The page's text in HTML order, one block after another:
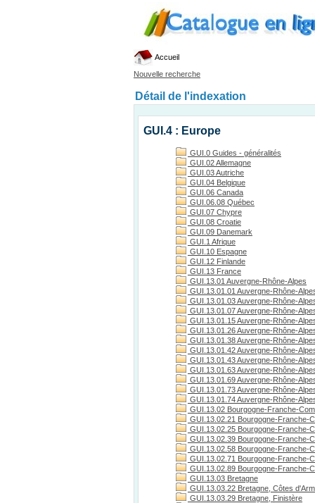
Accueil
Nouvelle recherche
Détail de l'indexation
GUI.4 : Europe
GUI.0 Guides - généralités
GUI.02 Allemagne
GUI.03 Autriche
GUI.04 Belgique
GUI.06 Canada
GUI.06.08 Québec
GUI.07 Chypre
GUI.08 Croatie
GUI.09 Danemark
GUI.1 Afrique
GUI.10 Espagne
GUI.12 Finlande
GUI.13 France
GUI.13.01 Auvergne-Rhône-Alpes
GUI.13.01.01 Auvergne-Rhône-
GUI.13.01.03 Auvergne-Rhône-
GUI.13.01.07 Auvergne-Rhône-
GUI.13.01.15 Auvergne-Rhône-
GUI.13.01.26 Auvergne-Rhône-
GUI.13.01.38 Auvergne-Rhône-
GUI.13.01.42 Auvergne-Rhône-
GUI.13.01.43 Auvergne-Rhône-
GUI.13.01.63 Auvergne-Rhône-
GUI.13.01.69 Auvergne-Rhône-
GUI.13.01.73 Auvergne-Rhône-
GUI.13.01.74 Auvergne-Rhône-
GUI.13.02 Bourgogne-Franche-
GUI.13.02.21 Bourgogne-Franche-
GUI.13.02.25 Bourgogne-Franche-
GUI.13.02.39 Bourgogne-Franche-
GUI.13.02.58 Bourgogne-Franche-
GUI.13.02.71 Bourgogne-Franche-
GUI.13.02.89 Bourgogne-Franche-
GUI.13.03 Bretagne
GUI.13.03.22 Bretagne, Côtes
GUI.13.03.29 Bretagne, Finistère